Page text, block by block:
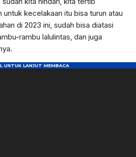
untuk kecelakaan itu bisa turun atau
di 2023 ini, sudah bisa diatasi
rambu lalulintas, dan juga